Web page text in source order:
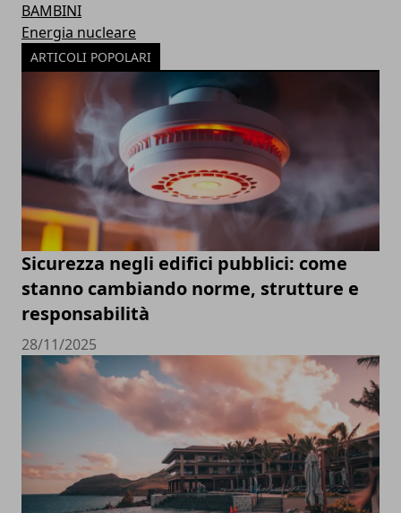
BAMBINI
Energia nucleare
ARTICOLI POPOLARI
Sicurezza negli edifici pubblici: come
stanno cambiando norme, strutture e
responsabilità
28/11/2025